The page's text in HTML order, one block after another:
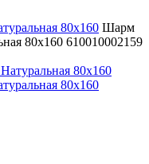
80x160 Шарм
80x160 610010002159
80x160